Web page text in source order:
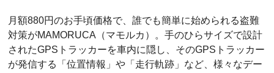
月額880円のお手頃価格で、誰でも簡単に始められる盗難
対策がMAMORUCA（マモルカ）。手のひらサイズで設計
されたGPSトラッカーを車内に隠し、そのGPSトラッカー
が発信する「位置情報」や「走行軌跡」など、様々なデー